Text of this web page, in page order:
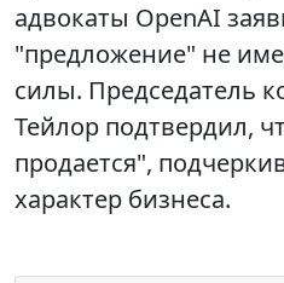
адвокаты OpenAI
"предложение" не
силы. Председатель
Тейлор подтвердил,
продается",
характер бизнеса.